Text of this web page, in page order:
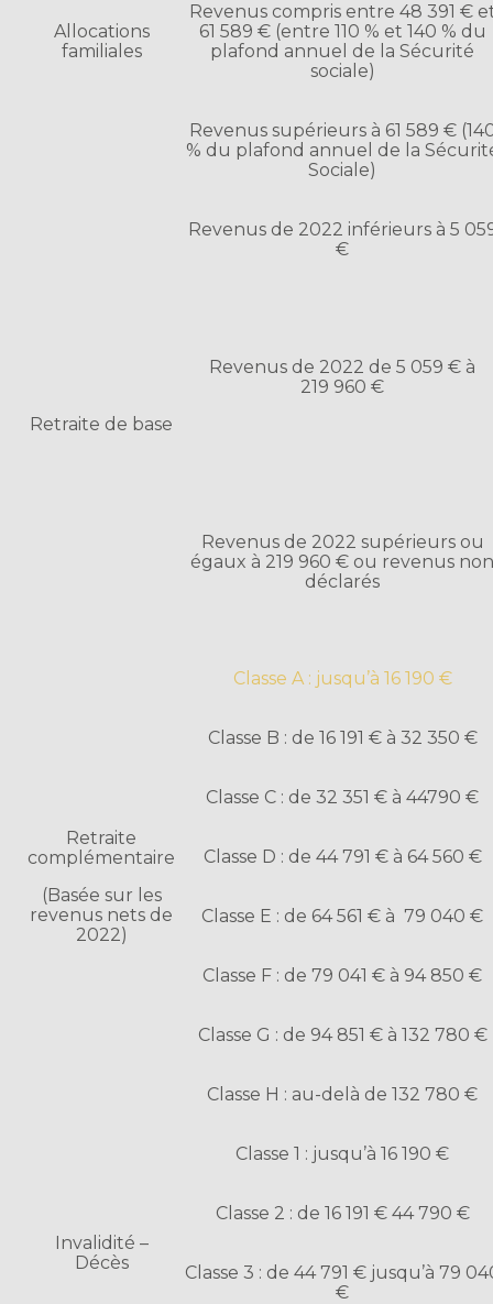
Allocations
familiales
Revenus compris entre 48 391 €
61 589 € (entre 110 % et 140 % du
plafond annuel de la Sécurité
sociale)
Revenus supérieurs à 61 589 €
% du plafond annuel de la
Sociale)
Retraite de base
Revenus de 2022 inférieurs à 5
€
Revenus de 2022 de 5 059 € à
219 960 €
Revenus de 2022 supérieurs ou
égaux à 219 960 € ou revenus
déclarés
Retraite
complémentaire
(Basée sur les
revenus nets de
2022)
Classe A : jusqu’à 16 190 €
Classe B : de 16 191 € à 32 350 €
Classe C : de 32 351 € à 44790 €
Classe D : de 44 791 € à 64 560 €
Classe E : de 64 561 € à 79 040 €
Classe F : de 79 041 € à 94 850 €
Classe G : de 94 851 € à 132 780 €
Classe H : au-delà de 132 780 €
Invalidité –
Décès
Classe 1 : jusqu’à 16 190 €
Classe 2 : de 16 191 € 44 790 €
Classe 3 : de 44 791 € jusqu’à 79
€